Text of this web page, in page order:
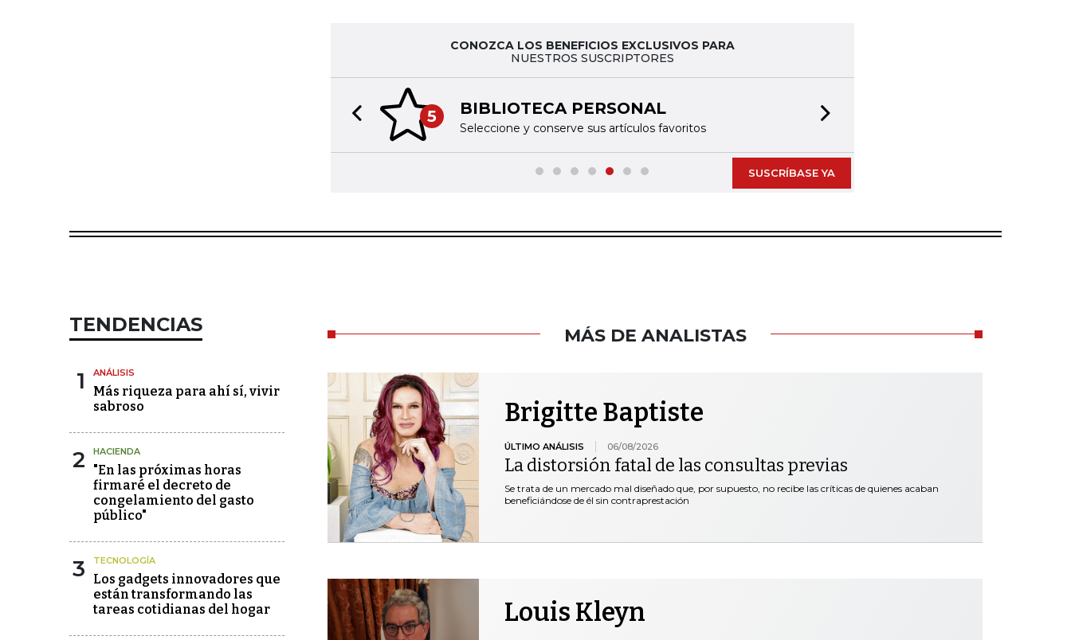
CONOZCA LOS BENEFICIOS EXCLUSIVOS PARA
NUESTROS SUSCRIPTORES
5 BIBLIOTECA PERSONAL
Seleccione y conserve sus artículos favoritos
Previous slide
SUSCRÍBASE YA
TENDENCIAS
1 ANÁLISIS
Más riqueza para ahí sí, vivir
sabroso
2 HACIENDA
"En las próximas horas
firmaré el decreto de
congelamiento del gasto
público"
3 TECNOLOGÍA
Los gadgets innovadores que
están transformando las
tareas cotidianas del hogar
MÁS DE ANALISTAS
Brigitte Baptiste
ÚLTIMO ANÁLISIS 06/08/2026
La distorsión fatal de las consultas previas
Se trata de un mercado mal diseñado que, por supuesto, no recibe las críticas de quienes acaban
beneficiándose de él sin contraprestación
Louis Kleyn